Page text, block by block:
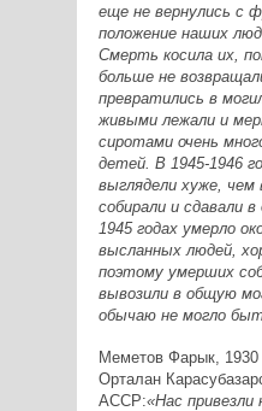
еще не вернулись с
положение наших
Смерть косила их,
больше не
превратились в
живыми лежали и
сиротами очень
детей. В 1945-1946
выглядели хуже, чем
собирали и сдавали
1945 годах умерло
высланных людей,
поэтому умерших
вывозили в общую
обычаю не могло
Меметов Фарык, 1930
Орталан
АССР:«Нас привезли